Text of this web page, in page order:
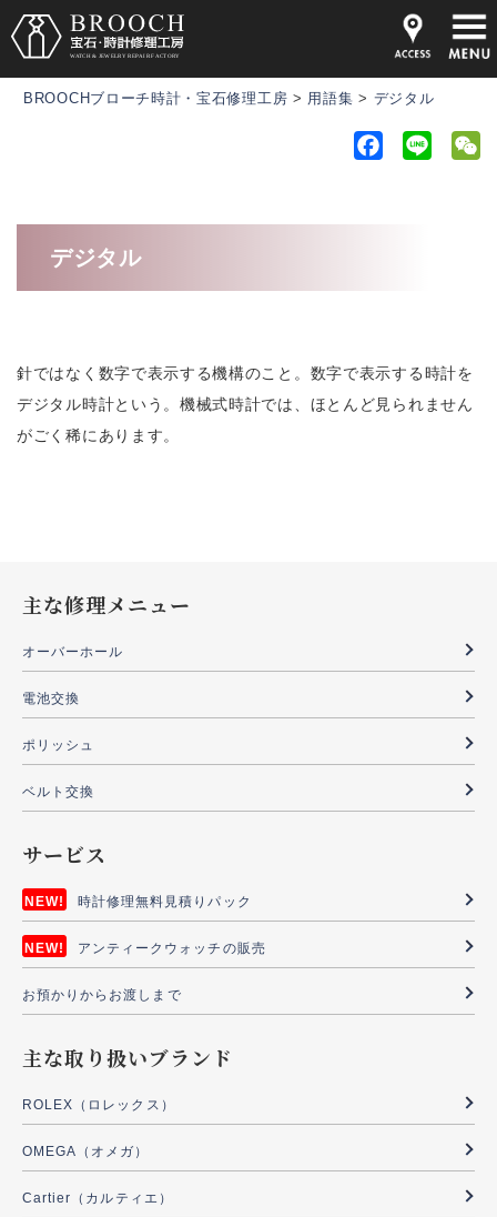
BROOCHブローチ時計・宝石修理工房 > 用語集 > デジタル
デジタル
針ではなく数字で表示する機構のこと。数字で表示する時計を
デジタル時計という。機械式時計では、ほとんど見られません
がごく稀にあります。
主な修理メニュー
オーバーホール
電池交換
ポリッシュ
ベルト交換
サービス
時計修理無料見積りパック
アンティークウォッチの販売
お預かりからお渡しまで
主な取り扱いブランド
ROLEX（ロレックス）
OMEGA（オメガ）
Cartier（カルティエ）